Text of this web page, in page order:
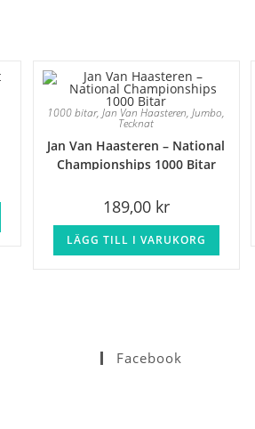
1000 bitar,Jan Van Haasteren,Jumbo,
Tecknat
Jan Van Haasteren – National
Championships 1000 Bitar
189,00 kr
LÄGG TILL I VARUKORG
Facebook